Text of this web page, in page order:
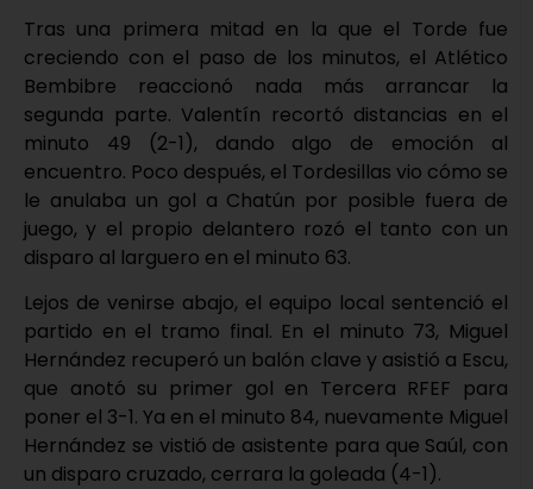
Tras una primera mitad en la que el Torde fue
creciendo con el paso de los minutos, el Atlético
Bembibre reaccionó nada más arrancar la
segunda parte. Valentín recortó distancias en el
minuto 49 (2-1), dando algo de emoción al
encuentro. Poco después, el Tordesillas vio cómo se
le anulaba un gol a Chatún por posible fuera de
juego, y el propio delantero rozó el tanto con un
disparo al larguero en el minuto 63.
Lejos de venirse abajo, el equipo local sentenció el
partido en el tramo final. En el minuto 73, Miguel
Hernández recuperó un balón clave y asistió a Escu,
que anotó su primer gol en Tercera RFEF para
poner el 3-1. Ya en el minuto 84, nuevamente Miguel
Hernández se vistió de asistente para que Saúl, con
un disparo cruzado, cerrara la goleada (4-1).